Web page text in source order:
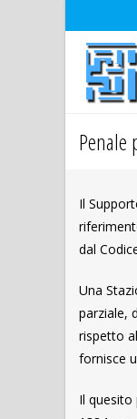
Penale
Il
dal
Una
parziale,
rispetto
fornisce
Il quesito